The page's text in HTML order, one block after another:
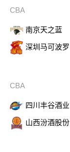
CBA
南京天之蓝
深圳马可波罗
CBA
四川丰谷酒业
山西汾酒股份